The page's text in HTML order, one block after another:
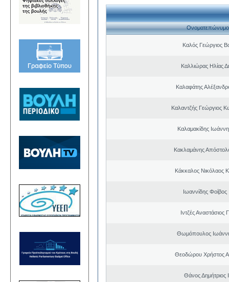
Ονοματεπώνυμο
Καλός Γεώργιος
Καλλιώρας Ηλίας
Καλαφάτης
Καλαντζής Γεώργιος
Καλαμακίδης
Κακλαμάνης
Κάκκαλος Νικόλαος
Ιωαννίδης
Ιντζές Αναστάσιος
Θωμόπουλος
Θεοδώρου Χρήστος
Θάνος Δημήτριος